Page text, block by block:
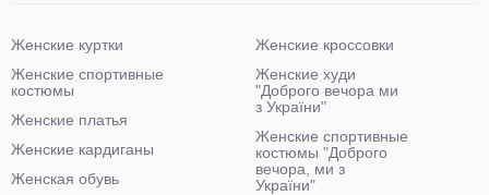
Женские куртки
Женские спортивные
костюмы
Женские платья
Женские кардиганы
Женская обувь
Женские кроссовки
Женские худи
"Доброго вечора ми
з України"
Женские спортивные
костюмы "Доброго
вечора, ми з
України"